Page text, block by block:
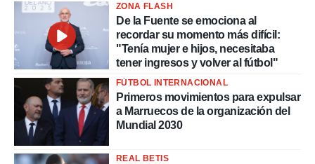
ZONA FLASH
De la Fuente se emociona al
recordar su momento más difícil:
"Tenía mujer e hijos, necesitaba
tener ingresos y volver al fútbol"
FÚTBOL INTERNACIONAL
Primeros movimientos para expulsar
a Marruecos de la organización del
Mundial 2030
REAL BETIS